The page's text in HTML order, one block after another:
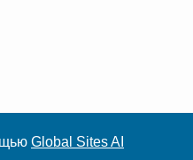
Global Sites AI